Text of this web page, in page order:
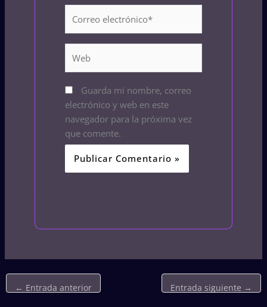
electrónico*
Guarda mi nombre, correo
electrónico y web en este
navegador para la próxima vez
que comente.
← Entrada anterior Entrada siguiente →